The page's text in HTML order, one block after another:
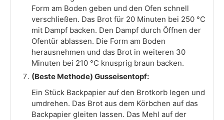
Form am Boden geben und den Ofen schnell
verschließen. Das Brot für 20 Minuten bei 250 °C
mit Dampf backen. Den Dampf durch Öffnen der
Ofentür ablassen. Die Form am Boden
herausnehmen und das Brot in weiteren 30
Minuten bei 210 °C knusprig braun backen.
(Beste Methode) Gusseisentopf:
Ein Stück Backpapier auf den Brotkorb legen und
umdrehen. Das Brot aus dem Körbchen auf das
Backpapier gleiten lassen. Das Mehl auf der